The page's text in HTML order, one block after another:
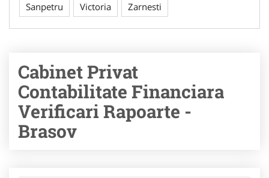
Sanpetru Victoria Zarnesti
Cabinet Privat
Contabilitate Financiara
Verificari Rapoarte -
Brasov